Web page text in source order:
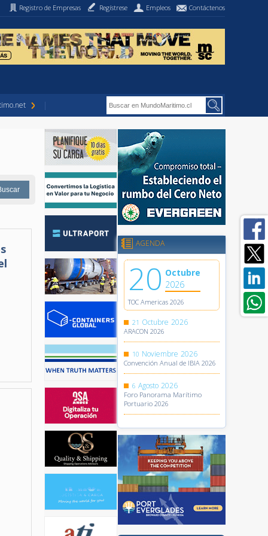
Registro de Empresas Regístrese Empleos Contáctenos
AGENDA
20 Octubre
2026
TOC Americas 2026
21 Octubre 2026
ARACON 2026
10 Noviembre 2026
Convención Anual de IBIA 2026
6 Agosto 2026
Foro Panorama Marítimo
Portuario 2026